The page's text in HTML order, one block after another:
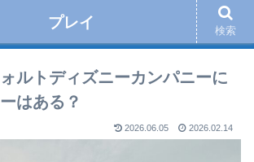
ォルトディズニーカンパニーに
はある？
2026.06.05 2026.02.14
プレイ 検索